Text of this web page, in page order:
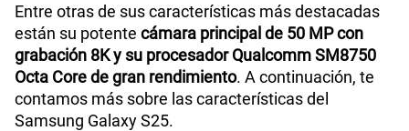
WiFI
Peso
Entre otras de sus características más destacadas
están su potente cámara principal de 50 MP con
grabación 8K y su procesador Qualcomm SM8750
Octa Core de gran rendimiento. A continuación, te
contamos más sobre las características del
Samsung Galaxy S25.